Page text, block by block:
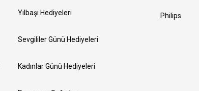
Yılbaşı Hediyeleri
Sevgililer Günü Hediyeleri
Kadınlar Günü Hediyeleri
Philips